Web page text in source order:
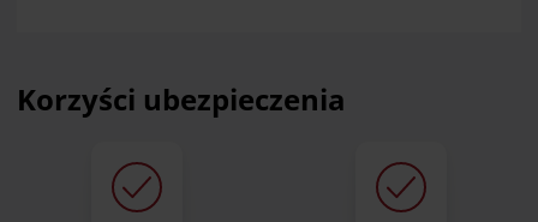
Korzyści ubezpieczenia